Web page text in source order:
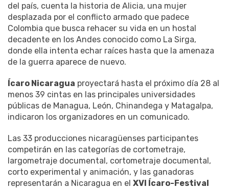
del país, cuenta la historia de Alicia, una mujer
desplazada por el conflicto armado que padece
Colombia que busca rehacer su vida en un hostal
decadente en los Andes conocido como La Sirga,
donde ella intenta echar raíces hasta que la amenaza
de la guerra aparece de nuevo.
Ícaro Nicaragua proyectará hasta el próximo día 28 al
menos 39 cintas en las principales universidades
públicas de Managua, León, Chinandega y Matagalpa,
indicaron los organizadores en un comunicado.
Las 33 producciones nicaragüenses participantes
competirán en las categorías de cortometraje,
largometraje documental, cortometraje documental,
corto experimental y animación, y las ganadoras
representarán a Nicaragua en el XVI Ícaro-Festival